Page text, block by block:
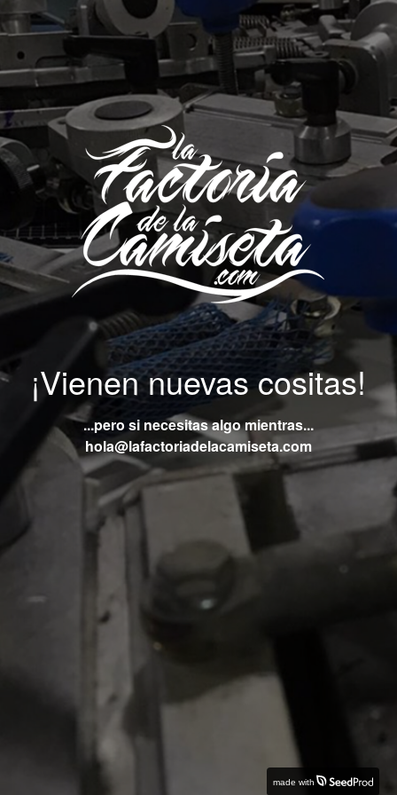
¡Vienen nuevas cositas!
...pero si necesitas algo mientras...
hola@lafactoriadelacamiseta.com
made with